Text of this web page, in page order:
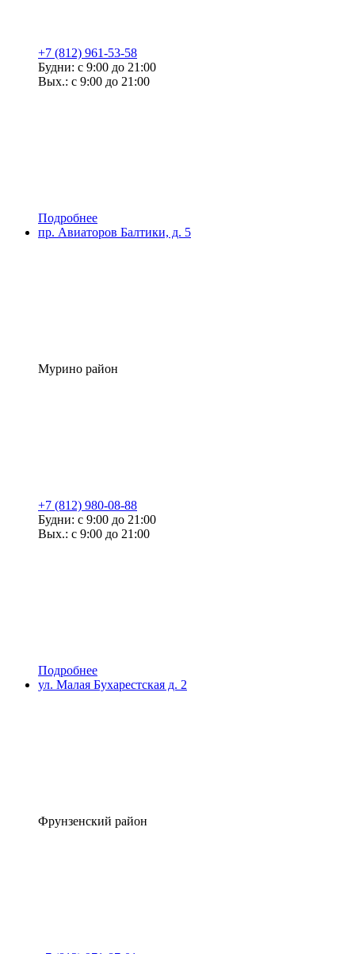
+7 (812) 961-53-58
Будни: с 9:00 до 21:00
Вых.: с 9:00 до 21:00
Подробнее
пр. Авиаторов Балтики, д. 5
Мурино район
+7 (812) 980-08-88
Будни: с 9:00 до 21:00
Вых.: с 9:00 до 21:00
Подробнее
ул. Малая Бухарестская д. 2
Фрунзенский район